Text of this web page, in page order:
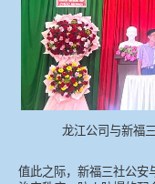
龙江公司与新福
值此之际，新福三社公安